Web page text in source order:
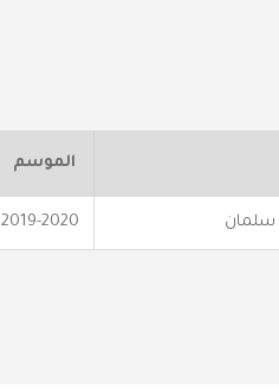
الموسم
سلمان 2019-2020